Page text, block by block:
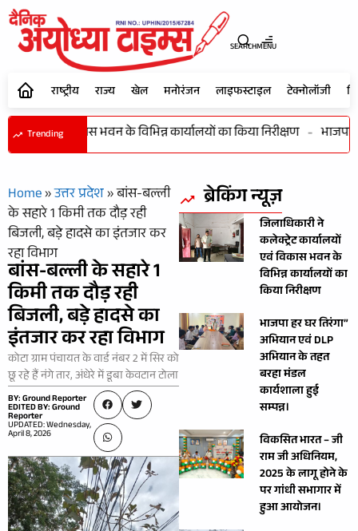
SEARCHMENU
राष्ट्रीय राज्य खेल मनोरंजन लाइफस्टाइल टेक्नोलॉजी
Trending
एवं विकास भवन के विभिन्न कार्यालयों का किया निरीक्षण - भाजपा
Home»उत्तर प्रदेश»बांस-बल्ली
के सहारे 1 किमी तक दौड़ रही
बिजली, बड़े हादसे का इंतजार कर
रहा विभाग
बांस-बल्ली के सहारे 1
किमी तक दौड़ रही
बिजली, बड़े हादसे का
इंतजार कर रहा विभाग
कोटा ग्राम पंचायत के वार्ड नंबर 2 में सिर को
छू रहे हैं नंगे तार, अंधेरे में डूबा केवटान टोला
BY: Ground Reporter
EDITED BY: Ground
Reporter
UPDATED: Wednesday,
April 8, 2026
ब्रेकिंग न्यूज़
जिलाधिकारी ने
कलेक्ट्रेट कार्यालयों
एवं विकास भवन के
विभिन्न कार्यालयों का
किया निरीक्षण
भाजपा हर घर तिरंगा”
अभियान एवं DLP
अभियान के तहत
बरहा मंडल
कार्यशाला हुई
सम्पन्न।
विकसित भारत – जी
राम जी अधिनियम,
2025 के लागू होने के
पर गांधी सभागार में
हुआ आयोजन।